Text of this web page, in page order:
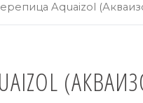
Aquaizol